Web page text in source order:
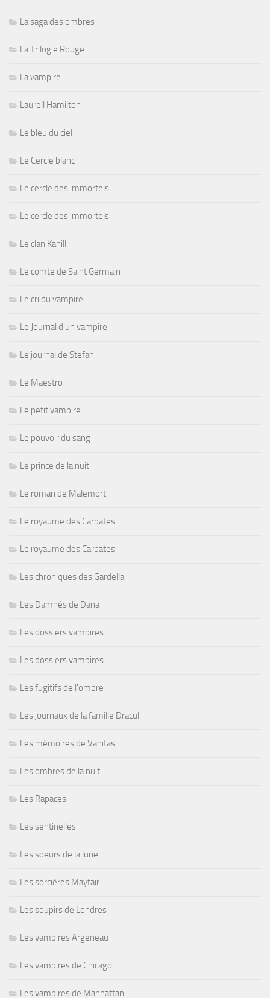
La saga des ombres
La Trilogie Rouge
La vampire
Laurell Hamilton
Le bleu du ciel
Le Cercle blanc
Le cercle des immortels
Le cercle des immortels
Le clan Kahill
Le comte de Saint Germain
Le cri du vampire
Le Journal d'un vampire
Le journal de Stefan
Le Maestro
Le petit vampire
Le pouvoir du sang
Le prince de la nuit
Le roman de Malemort
Le royaume des Carpates
Le royaume des Carpates
Les chroniques des Gardella
Les Damnés de Dana
Les dossiers vampires
Les dossiers vampires
Les fugitifs de l'ombre
Les journaux de la famille Dracul
Les mémoires de Vanitas
Les ombres de la nuit
Les Rapaces
Les sentinelles
Les soeurs de la lune
Les sorcières Mayfair
Les soupirs de Londres
Les vampires Argeneau
Les vampires de Chicago
Les vampires de Manhattan